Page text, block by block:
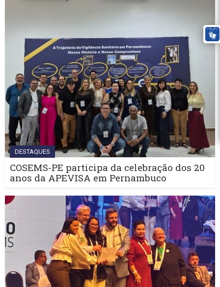
DESTAQUES
COSEMS-PE participa da celebração dos 20
anos da APEVISA em Pernambuco